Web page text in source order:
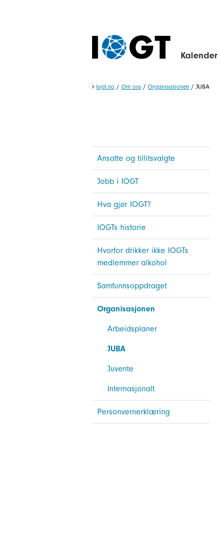
Kalender
Iogt.no / Om oss / Organisasjonen / JUBA
Ansatte og tillitsvalgte
Jobb i IOGT
Hva gjør IOGT?
IOGTs historie
Hvorfor drikker ikke IOGTs
medlemmer alkohol
Samfunnsoppdraget
Organisasjonen
Arbeidsplaner
JUBA
Juvente
Internasjonalt
Personvernerklæring